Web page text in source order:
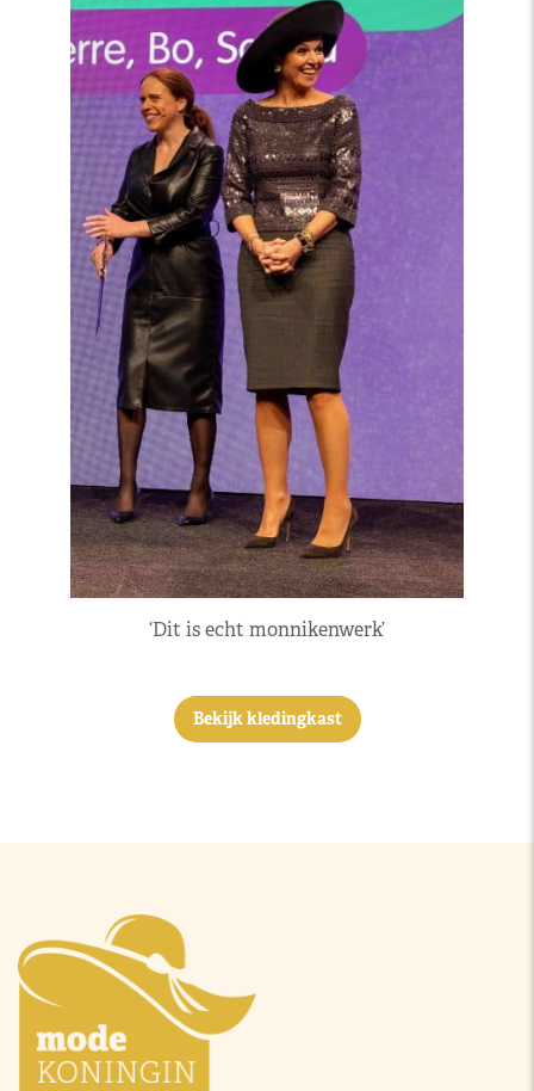
‘Dit is echt monnikenwerk’
Bekijk kledingkast